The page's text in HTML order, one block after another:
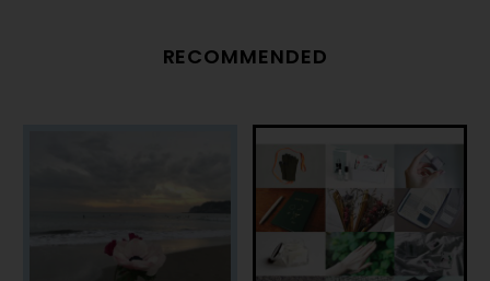
RECOMMENDED